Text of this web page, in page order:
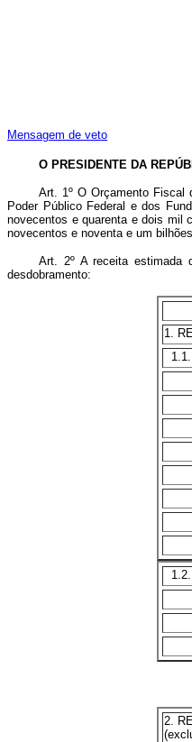
Mensagem de veto
O PRESIDENTE DA
Art. 1º O Orçamento Fiscal
Poder Público Federal e dos
novecentos e quarenta e dois mil
novecentos e noventa e um
Art. 2º A receita estimada
desdobramento:
1.
2.